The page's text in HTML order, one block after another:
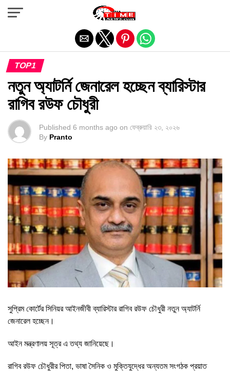
TOP1
নতুন অ্যাটর্নি জেনারেল হচ্ছেন ব্যারিস্টার
রাগিব রউফ চৌধুরী
Published 6 months ago on ফেব্রুয়ারি ২৩, ২০২৬
By Pranto
সুপ্রিম কোর্টের সিনিয়র আইনজীবী ব্যারিস্টার রাগিব রউফ চৌধুরী নতুন অ্যাটর্নি
জেনারেল হচ্ছেন।
আইন মন্ত্রণালয় সূত্র এ তথ্য জানিয়েছে।
রাগিব রউফ চৌধুরীর পিতা, ভাষা সৈনিক ও মুক্তিযুদ্ধের অন্যতম সংগঠক প্রয়াত
Exit mobile version